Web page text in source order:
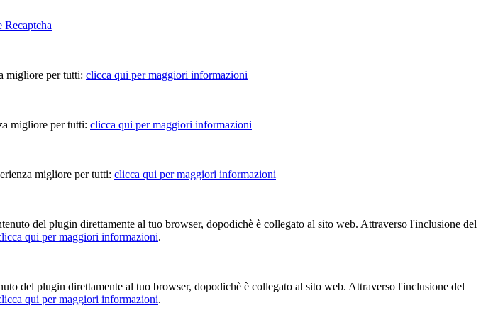
Recaptcha
migliore per tutti: clicca qui per maggiori informazioni
migliore per tutti: clicca qui per maggiori informazioni
migliore per tutti: clicca qui per maggiori informazioni
del plugin direttamente al tuo browser, dopodichè è collegato al sito web. Attraverso l'inclusione del
qui per maggiori informazioni.
del plugin direttamente al tuo browser, dopodichè è collegato al sito web. Attraverso l'inclusione del
qui per maggiori informazioni.